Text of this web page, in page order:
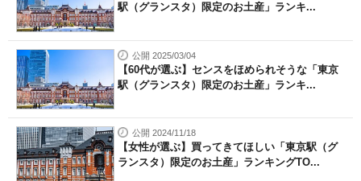
駅（グランスタ）限定のお土産」ランキ...
公開 2025/03/04
【60代が選ぶ】センスをほめられそうな「東京
駅（グランスタ）限定のお土産」ランキ...
公開 2024/11/18
【女性が選ぶ】買ってきてほしい「東京駅（グ
ランスタ）限定のお土産」ランキングTO...